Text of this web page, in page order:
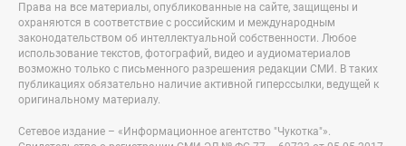
Права на все материалы, опубликованные на сайте, защищены и
охраняются в соответствие с российским и международным
законодательством об интеллектуальной собственности. Любое
использование текстов, фотографий, видео и аудиоматериалов
возможно только с письменного разрешения редакции СМИ. В таких
публикациях обязательно наличие активной гиперссылки, ведущей к
оригинальному материалу.
Сетевое издание – «Информационное агентство "Чукотка"».